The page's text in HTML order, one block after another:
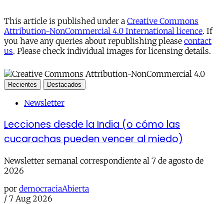
This article is published under a Creative Commons
Attribution-NonCommercial 4.0 International licence. If
you have any queries about republishing please contact
us. Please check individual images for licensing details.
Recientes Destacados
Newsletter
Lecciones desde la India (o cómo las
cucarachas pueden vencer al miedo)
Newsletter semanal correspondiente al 7 de agosto de
2026
por democraciaAbierta
/ 7 Aug 2026